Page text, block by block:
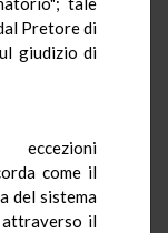
Pretore di
giudizio di
come il
del sistema
il